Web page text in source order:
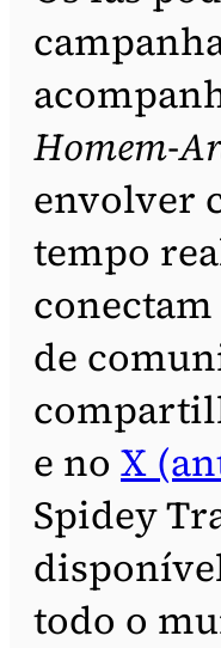
Homem-
envolver
tempo
de
e no X
Spidey
todo o